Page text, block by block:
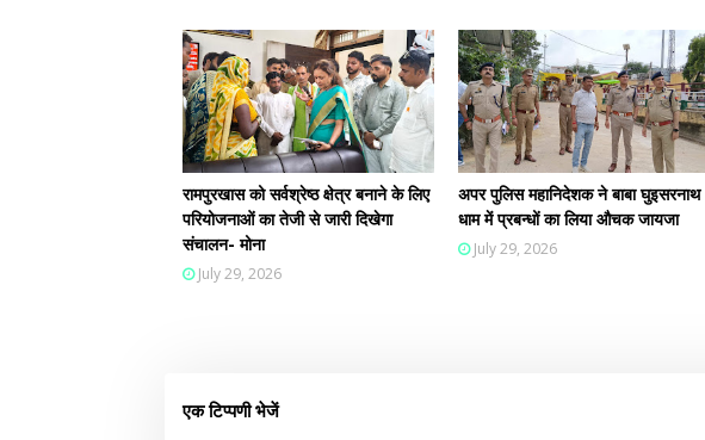
रामपुरखास को सर्वश्रेष्ठ क्षेत्र बनाने के लिए
परियोजनाओं का तेजी से जारी दिखेगा
संचालन- मोना
July 29, 2026
अपर पुलिस महानिदेशक ने बाबा घुइसरनाथ
धाम में प्रबन्धों का लिया औचक जायजा
July 29, 2026
एक टिप्पणी भेजें